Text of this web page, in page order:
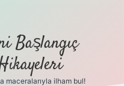
Başlangıç
maceralarıyla ilham bul!